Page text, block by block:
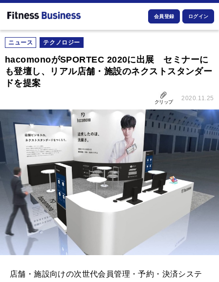
会員登録 ログイン
ニュース テクノロジー
hacomonoがSPORTEC 2020に出展 セミナーに
も登壇し、リアル店舗・施設のネクストスタンダー
ドを提案
クリップ
2020.11.25
店舗・施設向けの次世代会員管理・予約・決済システ